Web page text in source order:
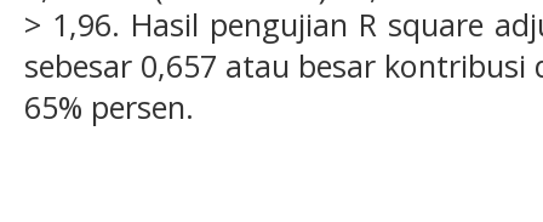
> 1,96. Hasil pengujian R square
sebesar 0,657 atau besar
65% persen.